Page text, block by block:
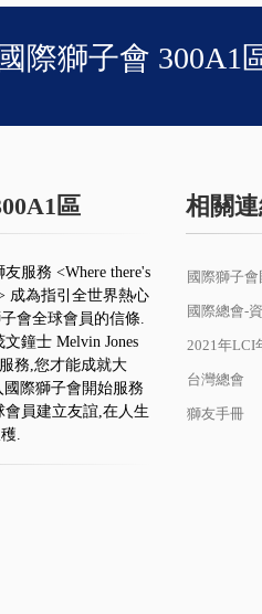
國際獅子會 300A1
區
服務 <Where there's
成為指引全世界熱心
會全球會員的信條.
鐘士 Melvin Jones
務,您才能成就大
際獅子會開始服務
員建立友誼,在人生
.
相關
國際獅子
國際總會-
2021年LCI
台灣總會
獅友手冊